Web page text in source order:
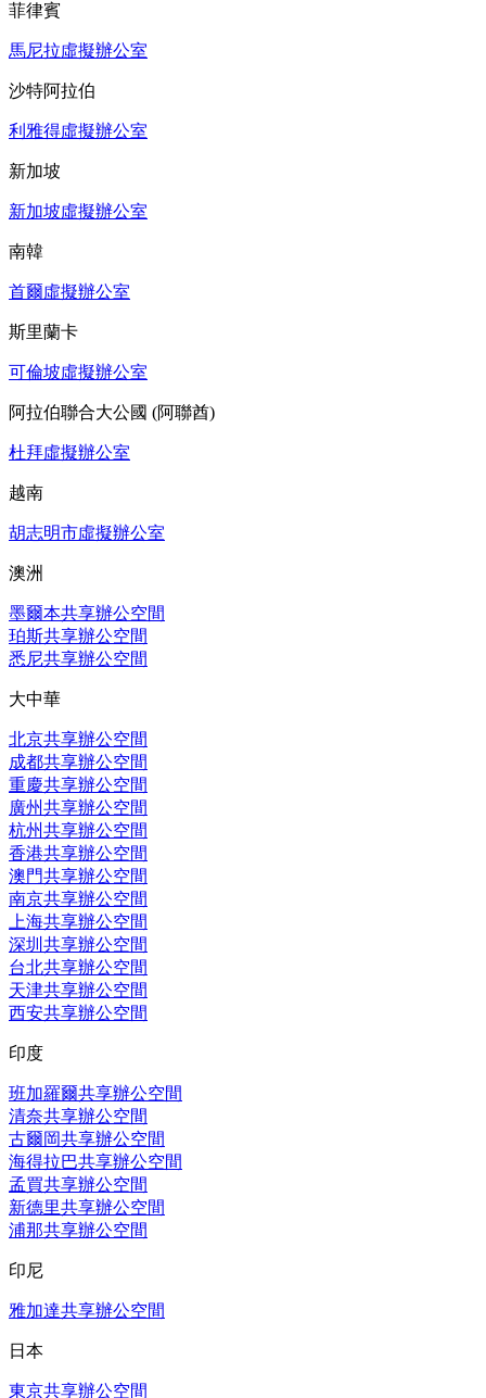
菲律賓
馬尼拉虛擬辦公室
沙特阿拉伯
利雅得虛擬辦公室
新加坡
新加坡虛擬辦公室
南韓
首爾虛擬辦公室
斯里蘭卡
可倫坡虛擬辦公室
阿拉伯聯合大公國 (阿聯酋)
杜拜虛擬辦公室
越南
胡志明市虛擬辦公室
澳洲
墨爾本共享辦公空間
珀斯共享辦公空間
悉尼共享辦公空間
大中華
北京共享辦公空間
成都共享辦公空間
重慶共享辦公空間
廣州共享辦公空間
杭州共享辦公空間
香港共享辦公空間
澳門共享辦公空間
南京共享辦公空間
上海共享辦公空間
深圳共享辦公空間
台北共享辦公空間
天津共享辦公空間
西安共享辦公空間
印度
班加羅爾共享辦公空間
清奈共享辦公空間
古爾岡共享辦公空間
海得拉巴共享辦公空間
孟買共享辦公空間
新德里共享辦公空間
浦那共享辦公空間
印尼
雅加達共享辦公空間
日本
東京共享辦公空間